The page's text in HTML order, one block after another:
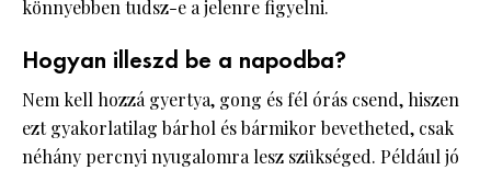
könnyebben tudsz-e a jelenre figyelni.
Hogyan illeszd be a napodba?
Nem kell hozzá gyertya, gong és fél órás csend, hiszen
ezt gyakorlatilag bárhol és bármikor bevetheted, csak
néhány percnyi nyugalomra lesz szükséged. Például jó